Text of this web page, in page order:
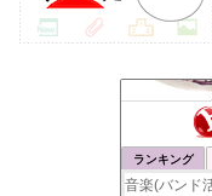
ランキング